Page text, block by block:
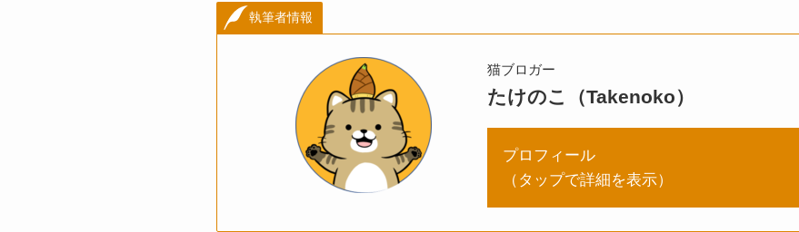
執筆者情報
猫ブロガー
たけのこ（Takenoko）
プロフィール
（タップで詳細を表示）